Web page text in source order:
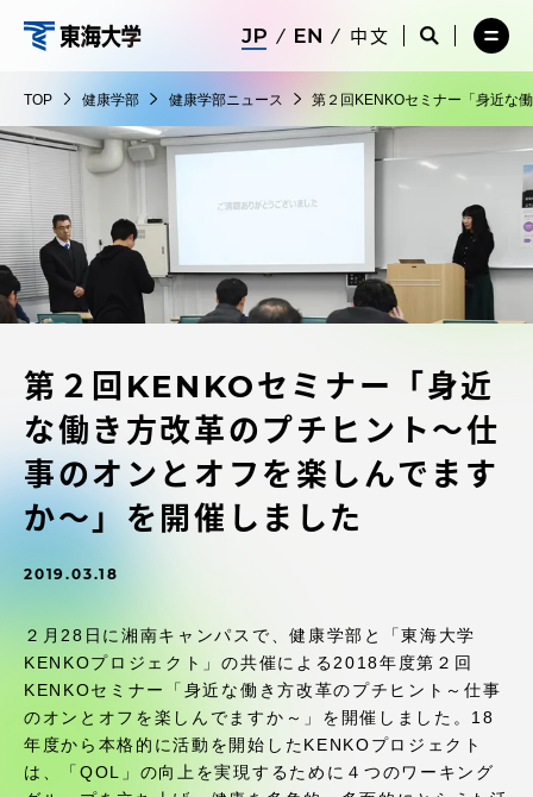
ツ
に
ス
キ
ッ
プ
康
学
中文
サ
検
索
開
サ
イ
索
を
メ
ー
を
TOP 健康学部 健康学部ニュース 第２回KENKOセミナー「身近な
第２回KENKOセミナー「身近
な働き方改革のプチヒント～仕
事のオンとオフを楽しんでます
か～」を開催しました
2019.03.18
２月28日に湘南キャンパスで、健康学部と「東海大学
KENKOプロジェクト」の共催による2018年度第２回
KENKOセミナー「身近な働き方改革のプチヒント～仕事
のオンとオフを楽しんでますか～」を開催しました。18
年度から本格的に活動を開始したKENKOプロジェクト
は、「QOL」の向上を実現するために４つのワーキング
メ
ニ
を
閉
在学生・保護者向けポータル（TIPS）
受験・入学案内
教員・研究者ガイド
大学の概要
教育・研究
受験・入学案内
グローバルネットワーク
学外連携